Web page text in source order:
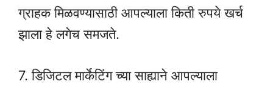
ग्राहक मिळवण्यासाठी आपल्याला किती रुपये खर्च
झाला हे लगेच समजते.
7. डिजिटल मार्केटिंग च्या साह्याने आपल्याला